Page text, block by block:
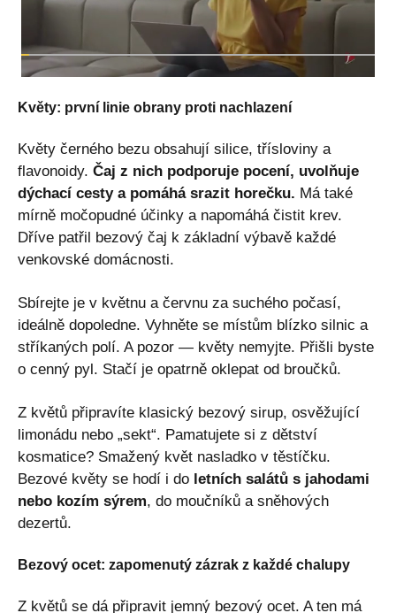
Květy: první linie obrany proti nachlazení
Květy černého bezu obsahují silice, třísloviny a
flavonoidy. Čaj z nich podporuje pocení, uvolňuje
dýchací cesty a pomáhá srazit horečku. Má také
mírně močopudné účinky a napomáhá čistit krev.
Dříve patřil bezový čaj k základní výbavě každé
venkovské domácnosti.
Sbírejte je v květnu a červnu za suchého počasí,
ideálně dopoledne. Vyhněte se místům blízko silnic a
stříkaných polí. A pozor — květy nemyjte. Přišli byste
o cenný pyl. Stačí je opatrně oklepat od broučků.
Z květů připravíte klasický bezový sirup, osvěžující
limonádu nebo „sekt“. Pamatujete si z dětství
kosmatice? Smažený květ nasladko v těstíčku.
Bezové květy se hodí i do letních salátů s jahodami
nebo kozím sýrem, do moučníků a sněhových
dezertů.
Bezový ocet: zapomenutý zázrak z každé chalupy
Z květů se dá připravit jemný bezový ocet. A ten má